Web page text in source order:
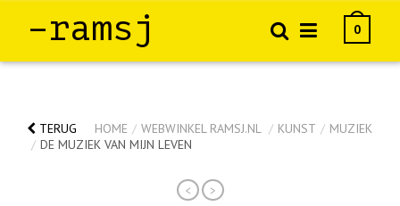
–ramsj 0
TERUG HOME / WEBWINKEL RAMSJ.NL / KUNST / MUZIEK
/ DE MUZIEK VAN MIJN LEVEN
< >